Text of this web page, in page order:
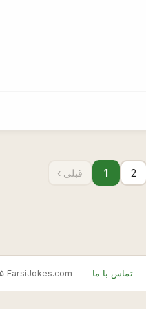
‹ قبلی 1 2
تماس با ما